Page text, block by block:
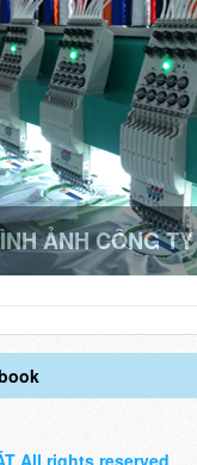
ẢNH CÔNG TY
All rights reserved